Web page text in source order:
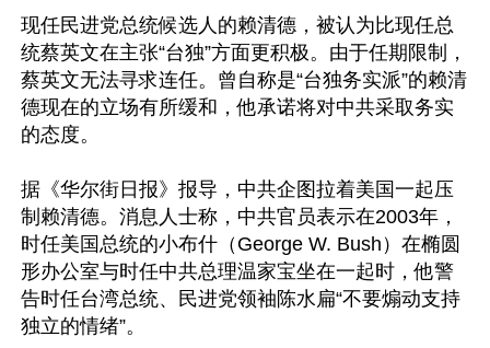
现任民进党总统候选人的赖清德，被认为比现任总
统蔡英文在主张“台独”方面更积极。由于任期限制，
蔡英文无法寻求连任。曾自称是“台独务实派”的赖清
德现在的立场有所缓和，他承诺将对中共采取务实
的态度。
据《华尔街日报》报导，中共企图拉着美国一起压
制赖清德。消息人士称，中共官员表示在2003年，
时任美国总统的小布什（George W. Bush）在椭圆
形办公室与时任中共总理温家宝坐在一起时，他警
告时任台湾总统、民进党领袖陈水扁“不要煽动支持
独立的情绪”。